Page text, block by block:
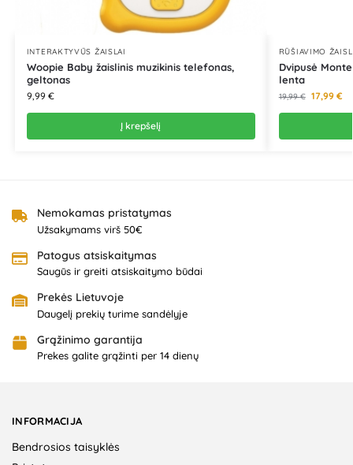
INTERAKTYVŪS ŽAISLAI
Woopie Baby žaislinis muzikinis telefonas,
geltonas
9,99 €
Į krepšelį
RŪŠIAVIMO
Dvipusė
lenta
19,99€ 17,99 €
Nemokamas pristatymas
Užsakymams virš 50€
Patogus atsiskaitymas
Saugūs ir greiti atsiskaitymo būdai
Prekės Lietuvoje
Daugelį prekių turime sandėlyje
Grąžinimo garantija
Prekes galite grąžinti per 14 dienų
INFORMACIJA
Bendrosios taisyklės